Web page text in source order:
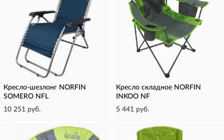
Кресло-шезлонг NORFIN
SOMERO NFL
10 251 руб.
Кресло складное NORFIN
INKOO NF
5 441 руб.